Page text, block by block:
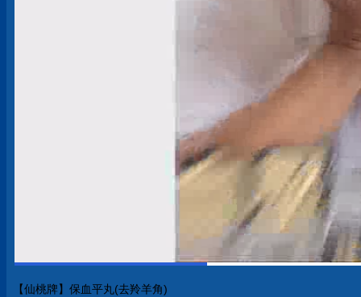
【仙桃牌】保血平丸(去羚羊角)